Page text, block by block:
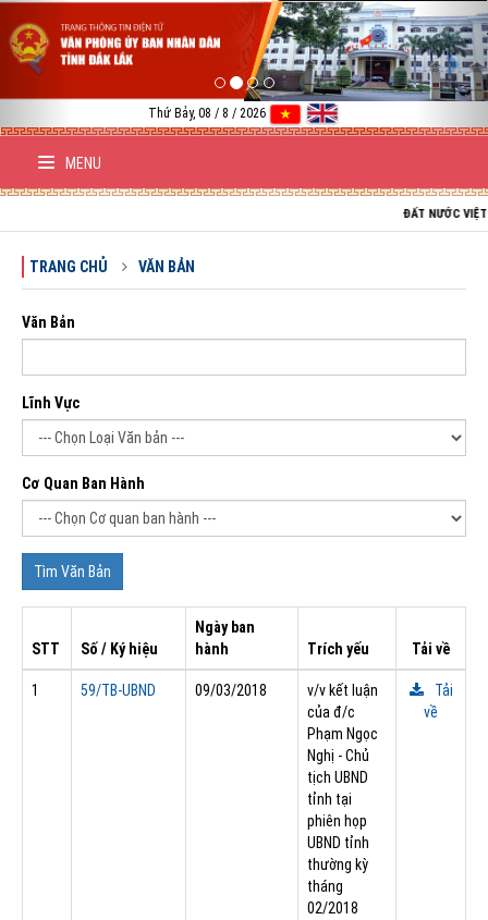
Thứ Bảy, 08 / 8 / 2026
MENU
ĐẤT NƯỚC VIỆT NAM
TRANG CHỦ VĂN BẢN
Văn Bản
Lĩnh Vực
Cơ Quan Ban Hành
STT Số / Ký hiệu
Ngày ban
hành
Trích yếu Tải về
1 59/TB-UBND 09/03/2018
v/v kết luận
của đ/c
Phạm Ngọc
Nghị - Chủ
tịch UBND
tỉnh tại
phiên họp
UBND tỉnh
thường kỳ
tháng
02/2018
Tải
về